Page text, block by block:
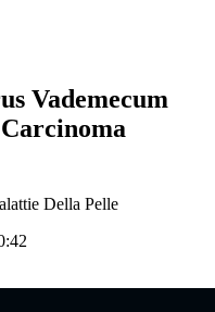
Vademecum
Carcinoma
Della Pelle